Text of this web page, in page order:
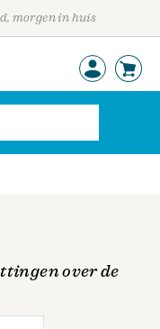
morgen in huis
over de